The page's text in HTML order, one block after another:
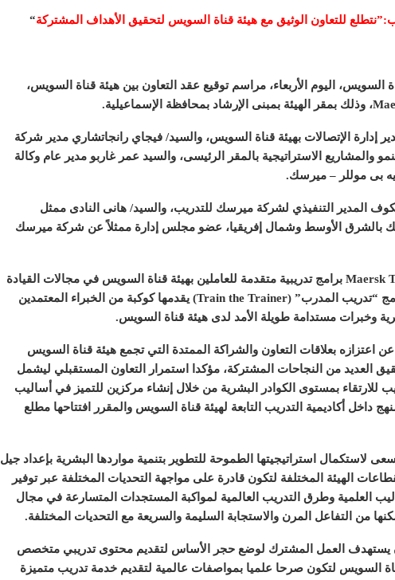
للتعاون الوثيق مع هيئة قناة السويس لتحقيق الأهداف المشتركة“
اليوم الأربعاء، مراسم توقيع عقد التعاون بين هيئة قناة السويس،
إدارة الإتصالات بهيئة قناة السويس، والسيد/ فيجاي رانجاتشاري مدير شركة
الاستراتيجية بالمقر الرئيسى، والسيد عمر غاربو مدير عام وكالة
بى موللر – ميرسك.
المدير التنفيذي لشركة ميرسك للتدريب، والسيد/ هانى النادى ممثل
بالشرق الأوسط وشمال إفريقيا، عضو مجلس إدارة ممثلاً عن شركة ميرسك
ينص التعاقد على تقديم شركة Maersk Training برامج تدريبية متقدمة للعاملين بهيئة قناة السويس في مجالات القيادة
وإدارة الأزمات، بالإضافة إلى تقديم برامج “تدريب المدرب” (Train the Trainer) يقدمها كوكبة من الخبراء المعتمدين
وخبرات مستدامة طويلة الأمد لدى هيئة قناة السويس.
اعتزازه بعلاقات التعاون والشراكة الممتدة التي تجمع هيئة قناة السويس
من النجاحات المشتركة، مؤكدا استمرار التعاون المستقبلي ليشمل
للارتقاء بمستوى الكوادر البشرية من خلال إنشاء مركزين للتميز في أساليب
داخل أكاديمية التدريب التابعة لهيئة قناة السويس والمقرر افتتاحها مطلع
لاستكمال استراتيجيتها الطموحة للتطوير بتنمية مواردها البشرية بإعداد جيل
الهيئة المختلفة لتكون قادرة على مواجهة التحديات المختلفة عبر توفير
العلمية وطرق التدريب العالمية لمواكبة المستجدات المتسارعة في مجال
من التفاعل المرن والاستجابة السليمة والسريعة مع التحديات المختلفة.
يستهدف العمل المشترك لوضع حجر الأساس لتقديم محتوى تدريبي متخصص
قناة السويس لتكون صرحا علميا بمواصفات عالمية لتقديم خدمة تدريب متميزة